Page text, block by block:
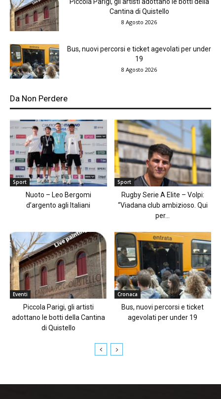
Cantina di Quistello
8 Agosto 2026
Bus, nuovi percorsi e ticket agevolati per under
19
8 Agosto 2026
Da Non Perdere
Sport
Nuoto – Leo Bergomi
d’argento agli Italiani
Sport
Rugby Serie A Elite – Volpi:
“Viadana club ambizioso. Qui
per...
Eventi
Piccola Parigi, gli artisti
adottano le botti della Cantina
di Quistello
Cronaca
Bus, nuovi percorsi e ticket
agevolati per under 19